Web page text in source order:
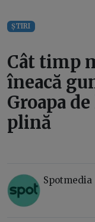
ȘTIRI
Cât timp
îneacă
Groapa
plină
Spotmedia